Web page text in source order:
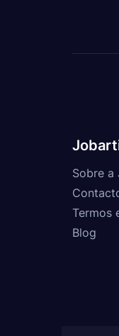
Sobre
Termos
Blog